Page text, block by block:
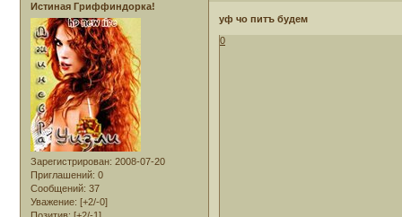
Истиная Гриффиндорка!
Зарегистрирован: 2008-07-20
Приглашений: 0
Сообщений: 37
Уважение: [+2/-0]
уф чо питъ будем
0